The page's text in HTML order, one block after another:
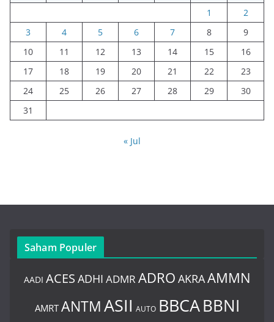
1
2
3
4 5 6 7 8
9
10
11 12 13 14 15
16
17
18 19 20 21 22
23
24
25 26 27 28 29
30
31
« Jul
Saham Populer
AADI ACES ADHI ADMR ADRO AKRAAMMN
AMRT ANTMASII AUTO BBCABBNI